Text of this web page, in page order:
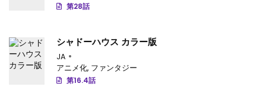
第28話
シャドーハウス カラー版
JA
アニメ化, ファンタジー
第16.4話